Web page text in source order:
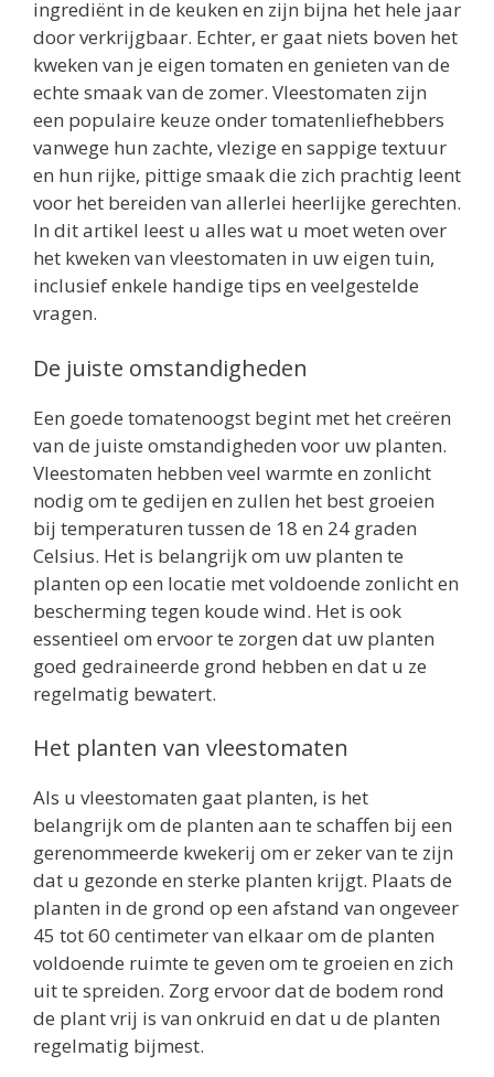
ingrediënt in de keuken en zijn bijna het hele jaar
door verkrijgbaar. Echter, er gaat niets boven het
kweken van je eigen tomaten en genieten van de
echte smaak van de zomer. Vleestomaten zijn
een populaire keuze onder tomatenliefhebbers
vanwege hun zachte, vlezige en sappige textuur
en hun rijke, pittige smaak die zich prachtig leent
voor het bereiden van allerlei heerlijke gerechten.
In dit artikel leest u alles wat u moet weten over
het kweken van vleestomaten in uw eigen tuin,
inclusief enkele handige tips en veelgestelde
vragen.
De juiste omstandigheden
Een goede tomatenoogst begint met het creëren
van de juiste omstandigheden voor uw planten.
Vleestomaten hebben veel warmte en zonlicht
nodig om te gedijen en zullen het best groeien
bij temperaturen tussen de 18 en 24 graden
Celsius. Het is belangrijk om uw planten te
planten op een locatie met voldoende zonlicht en
bescherming tegen koude wind. Het is ook
essentieel om ervoor te zorgen dat uw planten
goed gedraineerde grond hebben en dat u ze
regelmatig bewatert.
Het planten van vleestomaten
Als u vleestomaten gaat planten, is het
belangrijk om de planten aan te schaffen bij een
gerenommeerde kwekerij om er zeker van te zijn
dat u gezonde en sterke planten krijgt. Plaats de
planten in de grond op een afstand van ongeveer
45 tot 60 centimeter van elkaar om de planten
voldoende ruimte te geven om te groeien en zich
uit te spreiden. Zorg ervoor dat de bodem rond
de plant vrij is van onkruid en dat u de planten
regelmatig bijmest.